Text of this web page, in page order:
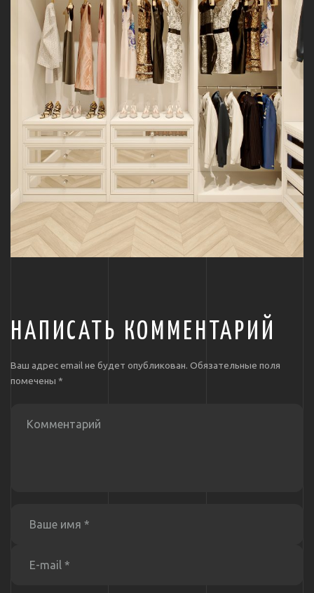
НАПИСАТЬ КОММЕНТАРИЙ
Ваш адрес email не будет опубликован. Обязательные поля
помечены *